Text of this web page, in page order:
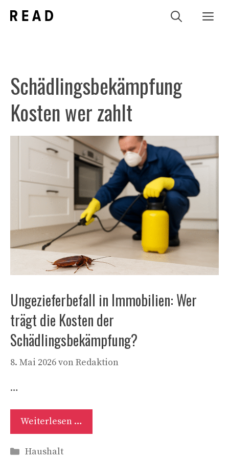
Inhalt
Schädlingsbekämpfung
Kosten wer zahlt
Ungezieferbefall in Immobilien: Wer
trägt die Kosten der
Schädlingsbekämpfung?
8. Mai 2026vonRedaktion
…
Weiterlesen …
Kategorien
Haushalt